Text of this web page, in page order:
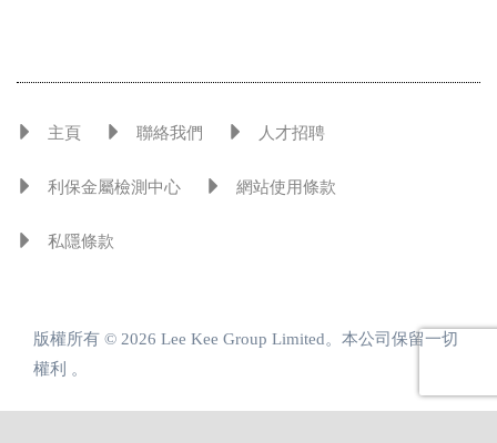
主頁 聯絡我們 人才招聘
利保金屬檢測中心 網站使用條款
私隱條款
版權所有 © 2026 Lee Kee Group Limited。本公司保留一切
權利 。